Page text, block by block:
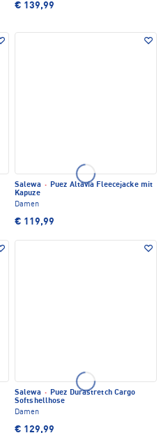
€ 139,99
Salewa · Puez Altavia Fleecejacke mit
Kapuze
Damen
€ 119,99
Salewa · Puez Durastretch Cargo
Softshellhose
Damen
€ 129,99